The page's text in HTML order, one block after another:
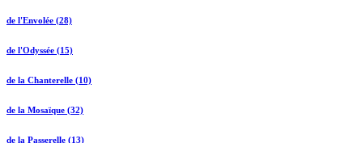
de l'Envolée (28)
de l'Odyssée (15)
de la Chanterelle (10)
de la Mosaïque (32)
de la Passerelle (13)